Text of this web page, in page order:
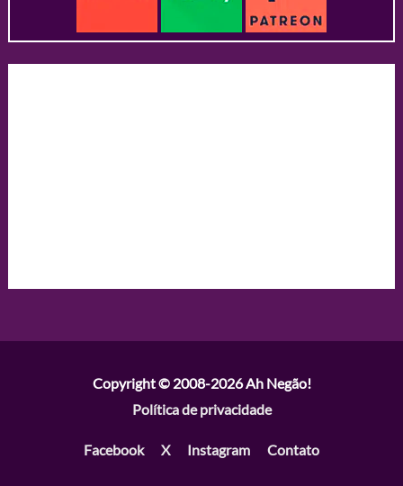
Copyright © 2008-2026Ah Negão!
Política de privacidade
Facebook X Instagram Contato